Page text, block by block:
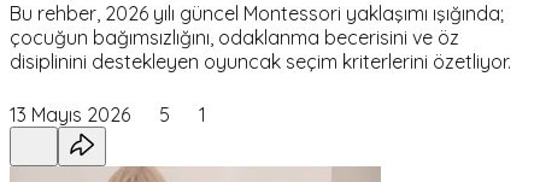
Bu rehber, 2026 yılı güncel Montessori yaklaşımı ışığında;
çocuğun bağımsızlığını, odaklanma becerisini ve öz
disiplinini destekleyen oyuncak seçim kriterlerini özetliyor.
13 Mayıs 2026 5 1